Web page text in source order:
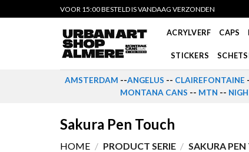
to
VOOR 15:00 BESTELD IS VANDAAG VERZONDEN
ACRYLVERF CAPS
STICKERS
AMSTERDAM --ANGELUS -- CLAIREFONTAINE
MONTANA CANS -- MTN --
Sakura Pen Touch
HOME / PRODUCT SERIE / SAKURA